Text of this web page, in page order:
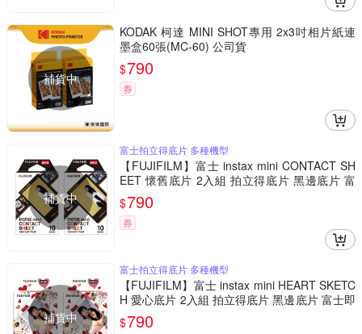
補貨中
KODAK 柯達 MINI SHOT專用 2x3吋相片紙連
墨盒60張(MC-60) 公司貨
$790
券
補貨中
富士拍立得底片 多種機型
【FUJIFILM】富士 instax mini CONTACT SH
EET 懷舊底片 2入組 拍立得底片 黑邊底片 富
士即可拍 相機底片
$790
券
補貨中
富士拍立得底片 多種機型
【FUJIFILM】富士 instax mini HEART SKETC
H 愛心底片 2入組 拍立得底片 黑邊底片 富士即
可拍 相機底片
$790